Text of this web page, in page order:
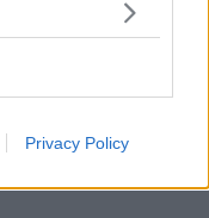
Privacy Policy
ενέκρινε η
για το ρωσικό